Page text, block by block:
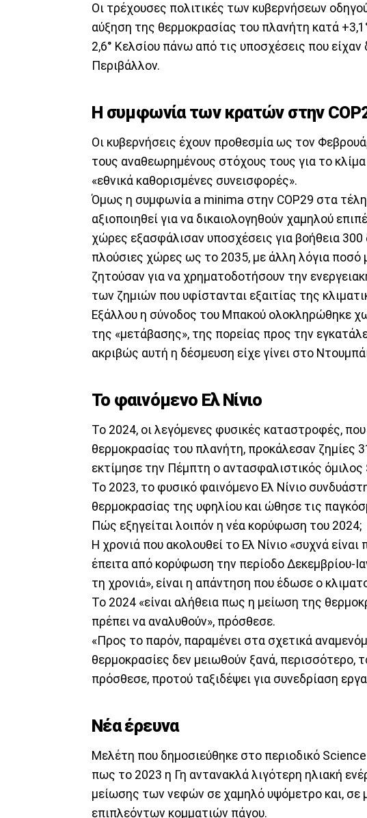
Οι τρέχουσες πολιτικές των κυβερνήσεων
αύξηση της θερμοκρασίας του πλανήτη κατά
2,6° Κελσίου πάνω από τις υποσχέσεις που
Περιβάλλον.
Η συμφωνία των κρατών στην
Οι κυβερνήσεις έχουν προθεσμία ως τον
τους αναθεωρημένους στόχους τους για το
«εθνικά καθορισμένες συνεισφορές».
Όμως η συμφωνία a minima στην COP29 στα τέλη
αξιοποιηθεί για να δικαιολογηθούν χαμηλού
χώρες εξασφάλισαν υποσχέσεις για βοήθεια
πλούσιες χώρες ως το 2035, με άλλη λόγια ποσό
ζητούσαν για να χρηματοδοτήσουν την
των ζημιών που υφίστανται εξαιτίας της
Εξάλλου η σύνοδος του Μπακού ολοκληρώθηκε
της «μετάβασης», της πορείας προς την
ακριβώς αυτή η δέσμευση είχε γίνει στο
Το φαινόμενο Ελ Νίνιο
Το 2024, οι λεγόμενες φυσικές καταστροφές,
θερμοκρασίας του πλανήτη, προκάλεσαν ζημίες
εκτίμησε την Πέμπτη ο αντασφαλιστικός όμιλος
Το 2023, το φυσικό φαινόμενο Ελ Νίνιο
θερμοκρασίας της υφηλίου και ώθησε τις
Πώς εξηγείται λοιπόν η νέα κορύφωση του 2024;
Η χρονιά που ακολουθεί το Ελ Νίνιο «συχνά
έπειτα από κορύφωση την περίοδο Δεκεμβρίου-
τη χρονιά», είναι η απάντηση που έδωσε ο
Το 2024 «είναι αλήθεια πως η μείωση της
πρέπει να αναλυθούν», πρόσθεσε.
«Προς το παρόν, παραμένει στα σχετικά
θερμοκρασίες δεν μειωθούν ξανά, περισσότερο,
πρόσθεσε, προτού ταξιδέψει για συνεδρίαση
Νέα έρευνα
Μελέτη που δημοσιεύθηκε στο περιοδικό
πως το 2023 η Γη αντανακλά λιγότερη ηλιακή
μείωσης των νεφών σε χαμηλό υψόμετρο και, σε
επιπλεόντων κομματιών πάγου.